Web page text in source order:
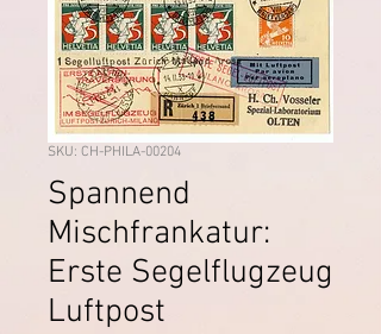
SKU: CH-PHILA-00204
Spannend
Mischfrankatur:
Erste Segelflugzeug
Luftpost